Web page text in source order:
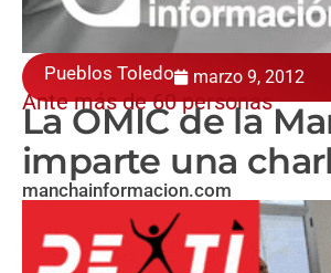
Pueblos Toledo marzo 9, 2012
Ante más de 60 personas
La OMIC de la
imparte una
manchainformacion.com